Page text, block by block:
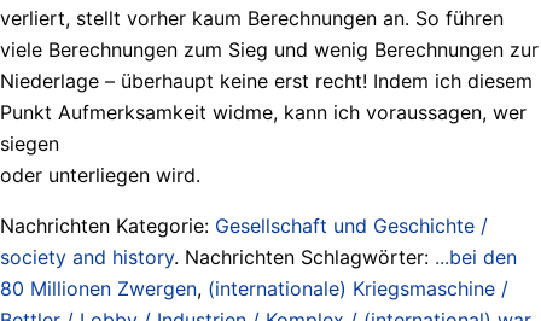
verliert, stellt vorher kaum Berechnungen an. So führen
viele Berechnungen zum Sieg und wenig Berechnungen zur
Niederlage – überhaupt keine erst recht! Indem ich diesem
Punkt Aufmerksamkeit widme, kann ich voraussagen, wer
siegen
oder unterliegen wird.
Nachrichten Kategorie: Gesellschaft und Geschichte /
society and history. Nachrichten Schlagwörter: ...bei den
80 Millionen Zwergen, (internationale) Kriegsmaschine /